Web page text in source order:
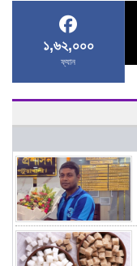
১,৬২,০০০
ফ্যান